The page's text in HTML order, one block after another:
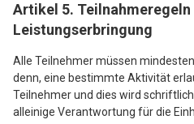
Artikel 5. Teilnahmeregeln
Leistungserbringung
Alle Teilnehmer müssen
denn, eine bestimmte Aktivität
Teilnehmer und dies wird
alleinige Verantwortung für die